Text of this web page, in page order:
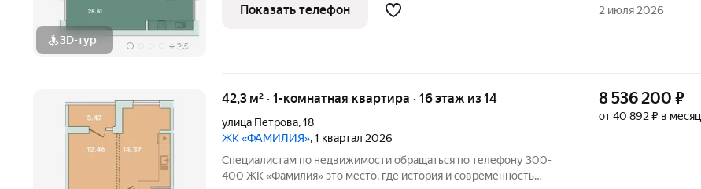
3D-тур + 26
удобствами. Вокруг
Показать телефон 2 июля 2026
42,3 м² · 1-комнатная квартира · 16 этаж из 14
улица Петрова,18
ЖК «ФАМИЛИЯ», 1 квартал 2026
Специалистам по недвижимости обращаться по телефону 300-
400 ЖК «Фамилия» это место, где история и современность
8 536 200 ₽
от 40 892 ₽ в месяц